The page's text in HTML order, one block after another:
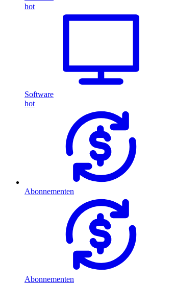
hot
Software
hot
Abonnementen
Abonnementen